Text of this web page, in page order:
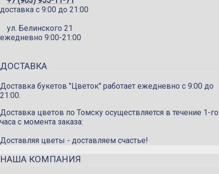
доставка c 9:00 до 21:00
ул. Белинского 21
ежедневно 9:00-21:00
ДОСТАВКА
Доставка букетов "Цветок" работает ежедневно с 9:00 до
21:00.
Доставка цветов по Томску осуществляется в течение 1-го
часа с момента заказа:
Доставляя цветы - доставляем счастье!
НАША КОМПАНИЯ